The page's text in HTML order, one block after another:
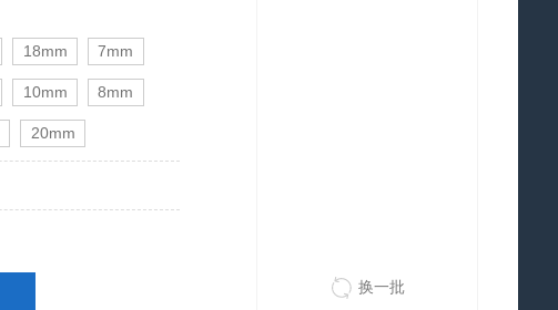
18mm 7mm
10mm 8mm
20mm
换一批